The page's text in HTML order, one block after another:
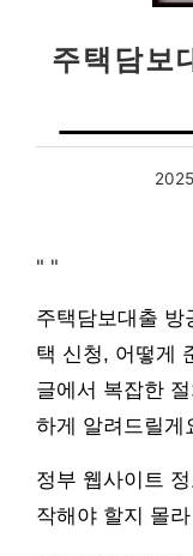
주택담보
" "
주택담보대출 방
택 신청, 어떻게
글에서 복잡한
하게 알려드릴게
정부 웹사이트
작해야 할지 몰